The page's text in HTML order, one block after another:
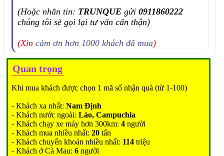
(Hoặc nhắn tin: TRUNQUE gửi0911860222
chúng tôi sẽ gọi lại tư vấn cẩn thận)
(Xincảm ơn hơn 1000 khách đã mua)
Quan trọng
Khi mua khách được chọn 1 mã số nhận quà (từ 1-100)
- Khách xa nhất:Nam Định
- Khách nước ngoài:Lào, Campuchia
- Khách chạy xe máy hơn 300km:4 người
- Khách mua nhiều nhất:20 tấn
- Khách chuyển khoản nhiều nhất: 114 triệu
- Khách ở Cà Mau:6 người